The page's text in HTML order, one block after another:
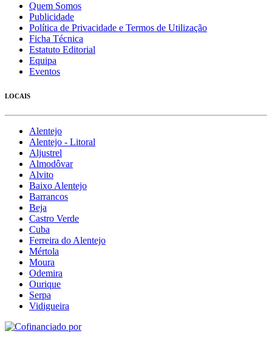
Quem Somos
Publicidade
Política de Privacidade e Termos de Utilização
Ficha Técnica
Estatuto Editorial
Equipa
Eventos
LOCAIS
Alentejo
Alentejo - Litoral
Aljustrel
Almodôvar
Alvito
Baixo Alentejo
Barrancos
Beja
Castro Verde
Cuba
Ferreira do Alentejo
Mértola
Moura
Odemira
Ourique
Serpa
Vidigueira